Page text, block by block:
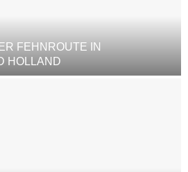
FEHNROUTE IN
HOLLAND